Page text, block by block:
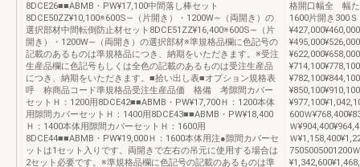
8DCE26■■ABMB・PW¥17,100中間落し棒セット
8DCE50ZZ¥10,100※600S∼（片開き）・1200W∼（両開き）の
選択部材中間転倒防止材セット8DCE51ZZ¥16,400※600S∼（片
開き）・1200W∼（両開き）の選択部材※準規格品欄に色記号の
記載のあるものは準規格品につき、納期をいただきます。※受注
生産品欄に色記号もしくは全色の記載のあるものは受注生産品
につき、納期をいただきます。■拾い出し表■オプション規格表
呼 称商品コード準規格品受注生産品価 格備 考隙間カバー
セットＨ：1200用8DCE42■■ABMB・PW¥17,700Ｈ：1200本体
用隙間カバーセットＨ：1400用8DCE43■■ABMB・PW¥18,400
Ｈ：1400本体用隙間カバーセットＨ：1600用
8DCE44■■ABMB・PW¥19,000Ｈ：1600本体用注●隙間カバーセ
ットは1セット入りです。両開きで左右の吊元に使用する場合は
2セット必要です。※準規格品欄に色記号の記載のあるものは準
格開口幅全 幅た
1600片開き300Ｓ
600Ｗ
Ｗ
Ｗ
7505005001200Ｗ